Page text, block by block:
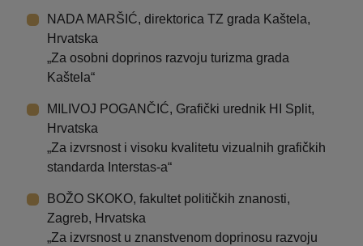
NADA MARŠIĆ, direktorica TZ grada Kaštela,
Hrvatska
„Za osobni doprinos razvoju turizma grada
Kaštela“
MILIVOJ POGANČIĆ, Grafički urednik HI Split,
Hrvatska
„Za izvrsnost i visoku kvalitetu vizualnih grafičkih
standarda Interstas-a“
BOŽO SKOKO, fakultet političkih znanosti,
Zagreb, Hrvatska
„Za izvrsnost u znanstvenom doprinosu razvoju